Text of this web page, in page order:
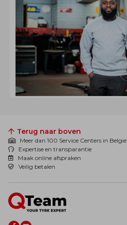
Terug naar boven
Meer dan 100 Service Centers in Belgie
Expertise en transparantie
Maak online afspraken
Veilig betalen